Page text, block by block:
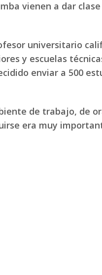
vienen a dar clase
universitario
y escuelas
enviar a 500
de trabajo, de
era muy